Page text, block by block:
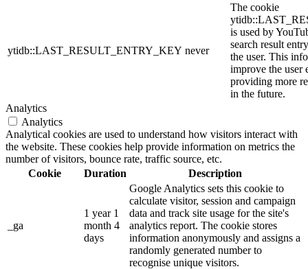
ytidb::LAST_RESULT_ENTRY_KEY never
The cookie
is used by
search result
the user. This
improve the user
providing more
in the future.
Analytics
Analytics
Analytical cookies are used to understand how visitors interact with
the website. These cookies help provide information on metrics the
number of visitors, bounce rate, traffic source, etc.
Cookie
Duration Description
_ga
1 year 1
month 4
days
Google Analytics sets this cookie to
calculate visitor, session and campaign
data and track site usage for the site's
analytics report. The cookie stores
information anonymously and assigns a
randomly generated number to
recognise unique visitors.